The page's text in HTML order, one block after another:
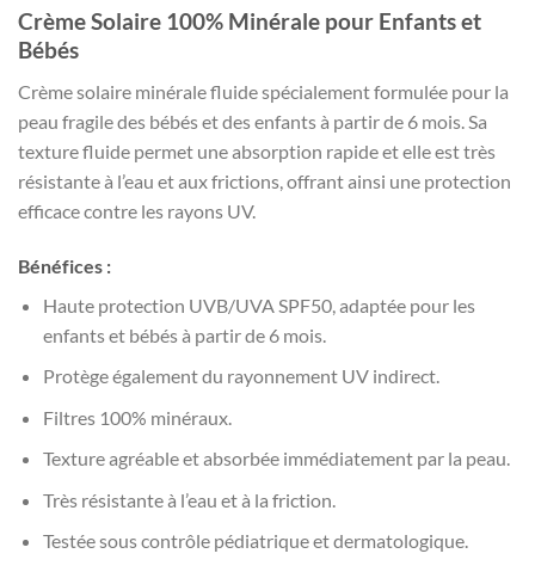
Crème Solaire 100% Minérale pour Enfants et
Bébés
Crème solaire minérale fluide spécialement formulée pour la
peau fragile des bébés et des enfants à partir de 6 mois. Sa
texture fluide permet une absorption rapide et elle est très
résistante à l’eau et aux frictions, offrant ainsi une protection
efficace contre les rayons UV.
Bénéfices :
Haute protection UVB/UVA SPF50, adaptée pour les
enfants et bébés à partir de 6 mois.
Protège également du rayonnement UV indirect.
Filtres 100% minéraux.
Texture agréable et absorbée immédiatement par la peau.
Très résistante à l’eau et à la friction.
Testée sous contrôle pédiatrique et dermatologique.